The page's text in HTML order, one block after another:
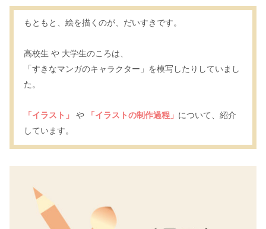
もともと、絵を描くのが、だいすきです。
高校生 や 大学生のころは、
「すきなマンガのキャラクター」を模写したりしていまし
た。
「イラスト」 や 「イラストの制作過程」 について、紹介
しています。